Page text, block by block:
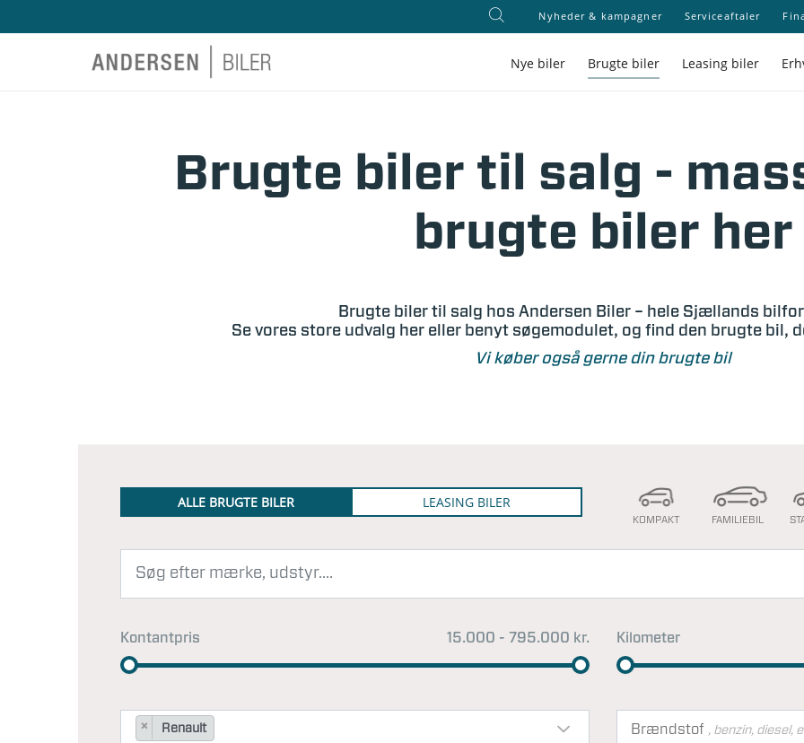
Nyheder & kampagner Serviceaftaler
Nye biler Brugte biler Leasing biler
Brugte biler til salg -
brugte biler her
Brugte biler til salg hos Andersen Biler – hele Sjællands
Se vores store udvalg her eller benyt søgemodulet, og find den brugte bil,
Vi køber også gerne din brugte bil
ALLE BRUGTE BILER LEASING BILER
KOMPAKT FAMILIEBIL
Kontantpris 15.000 - 795.000 kr. Kilometer
× Renault Brændstof , benzin, diesel,